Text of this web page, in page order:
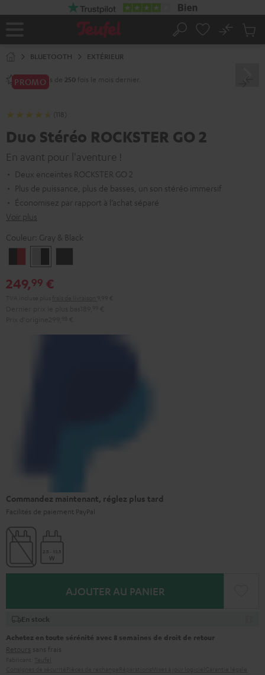
Page
Rechercher
No
BLUETOOTH EXTÉRIEUR
Vendu plus de 250 fois le mois dernier.
PROMO
(118)
Duo Stéréo ROCKSTER GO 2
En avant pour l'aventure !
Deux enceintes ROCKSTER GO 2
Plus de puissance, plus de basses, un son stéréo immersif
Économisez par rapport à l’achat séparé
Voir plus
Couleur: Gray & Black
&
Rouge
&
Black
249,99 €
Commandez maintenant, réglez plus tard
Facilités de paiement PayPal
AJOUTER AU PANIER
En stock
Achetez en toute sérénité avec 8 semaines de droit de retour
Retours sans frais